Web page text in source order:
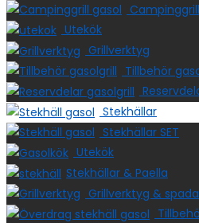
Utekök
Grillverktyg
Tillbehör
Stekhällar
Stekhällar SET
Utekök
Stekhällar & Paella
Grillverktyg &